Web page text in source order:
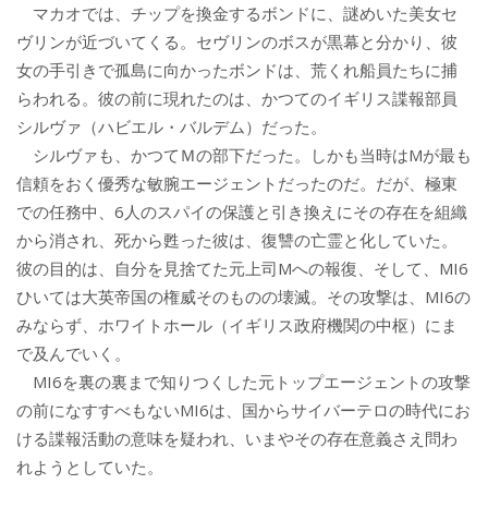
マカオでは、チップを換金するボンドに、謎めいた美女セ
ヴリンが近づいてくる。セヴリンのボスが黒幕と分かり、彼
女の手引きで孤島に向かったボンドは、荒くれ船員たちに捕
らわれる。彼の前に現れたのは、かつてのイギリス諜報部員
シルヴァ（ハビエル・バルデム）だった。
シルヴァも、かつてＭの部下だった。しかも当時はMが最も
信頼をおく優秀な敏腕エージェントだったのだ。だが、極東
での任務中、6人のスパイの保護と引き換えにその存在を組織
から消され、死から甦った彼は、復讐の亡霊と化していた。
彼の目的は、自分を見捨てた元上司Mへの報復、そして、MI6
ひいては大英帝国の権威そのものの壊滅。その攻撃は、MI6の
みならず、ホワイトホール（イギリス政府機関の中枢）にま
で及んでいく。
MI6を裏の裏まで知りつくした元トップエージェントの攻撃
の前になすすべもないMI6は、国からサイバーテロの時代にお
ける諜報活動の意味を疑われ、いまやその存在意義さえ問わ
れようとしていた。